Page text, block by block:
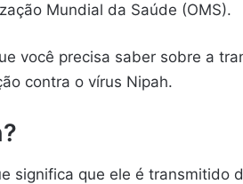
Mundial da Saúde (OMS).
você precisa saber sobre a
contra o vírus Nipah.
significa que ele é transmitido